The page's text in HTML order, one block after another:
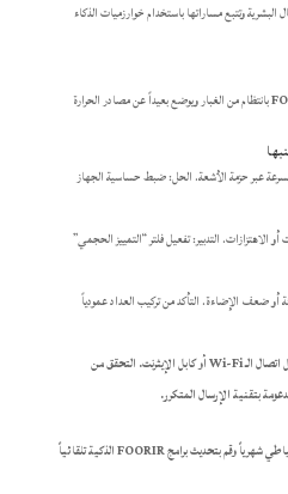
وتتبع مساراتها باستخدام خوارزميات الذكاء
بانتظام من الغبار ويوضع بعيداً عن مصادر الحرارة
عبر حزمة الأشعة. الحل: ضبط حساسية الجهاز
الاهتزازات. التدبير: تفعيل فلتر “التمييز الحجمي”
أو ضعف الإضاءة. التأكد من تركيب العداد عمودياً
فشل نقل البيانات</strong]: عندما يتعطل اتصال الـ Wi-Fi أو كابل الإيثرنت. التحقق من
بتقنية الإرسال المتكرر.
شهرياً وقم بتحديث برامجFOORIRالذكية تلقائياً